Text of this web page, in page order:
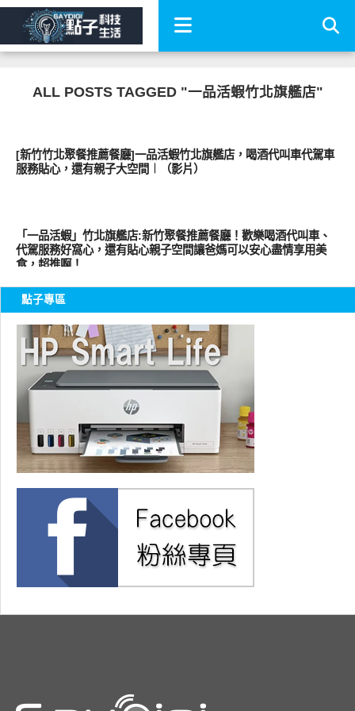
ALL POSTS TAGGED "一品活蝦竹北旗艦店"
[新竹竹北聚餐推薦餐廳]一品活蝦竹北旗艦店，喝酒代叫車代駕車
服務貼心，還有親子大空間︱（影片）
「一品活蝦」竹北旗艦店:新竹聚餐推薦餐廳！歡樂喝酒代叫車、
代駕服務好窩心，還有貼心親子空間讓爸媽可以安心盡情享用美
食，超推啊！
點子專區